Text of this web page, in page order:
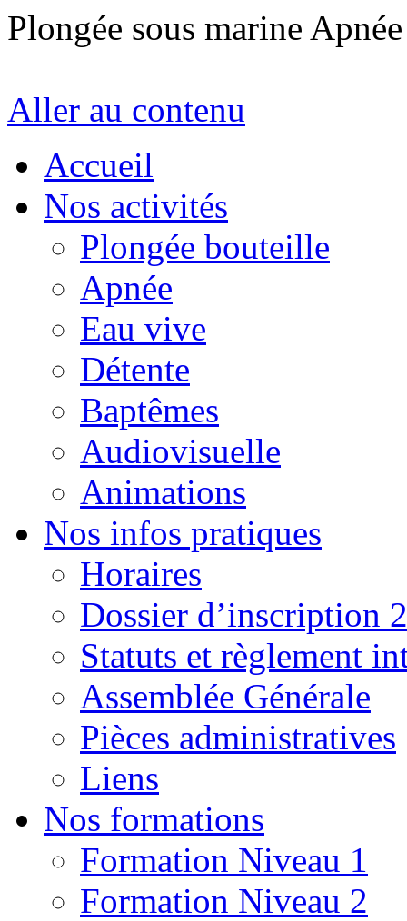
Plongée sous marine
Aller au contenu
Accueil
Nos activités
Plongée bouteille
Apnée
Eau vive
Détente
Baptêmes
Audiovisuelle
Animations
Nos infos pratiques
Horaires
Dossier d’inscription
Statuts et règlement
Assemblée Générale
Pièces administratives
Liens
Nos formations
Formation Niveau 1
Formation Niveau 2